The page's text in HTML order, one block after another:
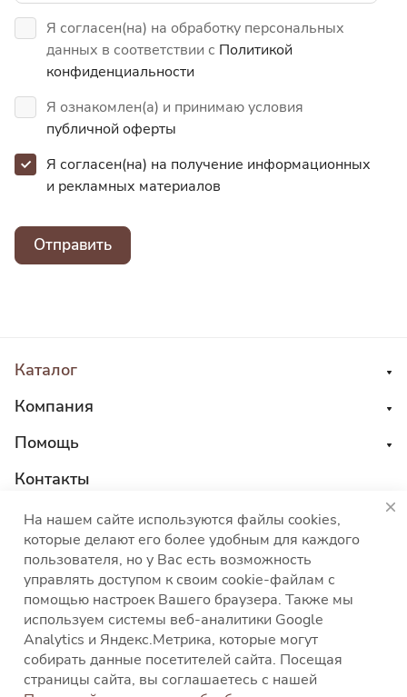
Я согласен(на) на обработку персональных
данных в соответствии с Политикой
конфиденциальности
Я ознакомлен(а) и принимаю условия
публичной оферты
Я согласен(на) на получение информационных
и рекламных материалов
Отправить
Каталог
Компания
Помощь
Контакты
8 800 555 45 04
sales@choco-corp.com
Политика конфиденциальности
Политика
использования файлов cookies
Согласие на
На нашем сайте используются файлы cookies,
которые делают его более удобным для каждого
пользователя, но у Вас есть возможность
управлять доступом к своим cookie-файлам с
помощью настроек Вашего браузера. Также мы
используем системы веб-аналитики Google
Analytics и Яндекс.Метрика, которые могут
собирать данные посетителей сайта. Посещая
страницы сайта, вы соглашаетесь с нашей